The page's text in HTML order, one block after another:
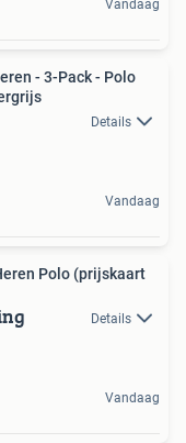
Vandaag
- 3-Pack - Polo
Details
Vandaag
Polo (prijskaart
Details
Vandaag